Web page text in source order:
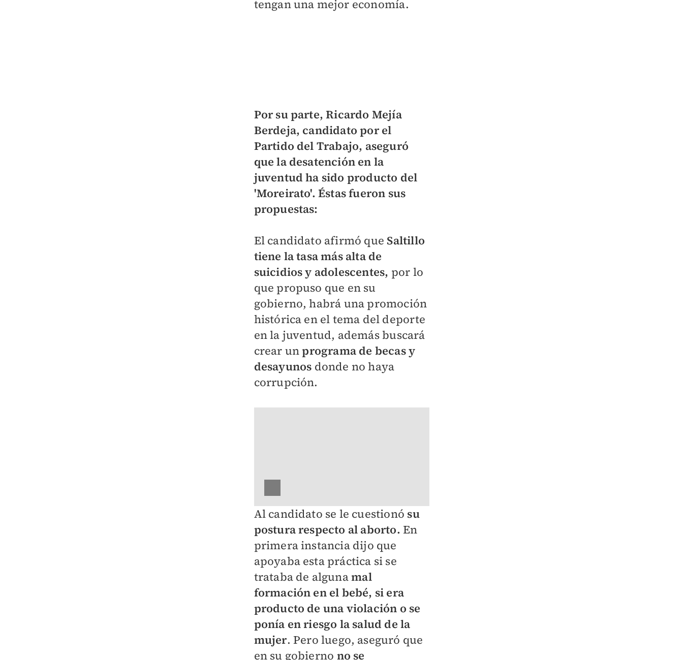
tengan una mejor economía.
Por su parte, Ricardo Mejía
Berdeja, candidato por el
Partido del Trabajo, aseguró
que la desatención en la
juventud ha sido producto del
'Moreirato'. Éstas fueron sus
propuestas:
El candidato afirmó que Saltillo
tiene la tasa más alta de
suicidios y adolescentes, por lo
que propuso que en su
gobierno, habrá una promoción
histórica en el tema del deporte
en la juventud, ademásbuscará
crear unprograma de becas y
desayunos donde no haya
corrupción.
Al candidato se le cuestionó su
postura respecto al aborto. En
primera instancia dijo que
apoyaba esta práctica si se
trataba de algunamal
formación en el bebé, si era
producto de una violación o se
ponía en riesgo la salud de la
mujer. Pero luego, aseguró que
en su gobierno no se